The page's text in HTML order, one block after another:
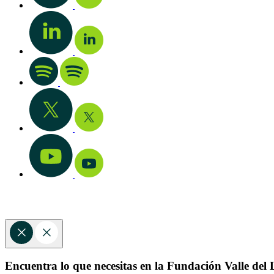
Encuentra lo que necesitas en la Fundación Valle del